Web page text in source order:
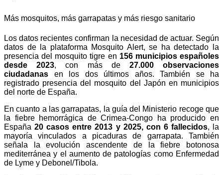
Más mosquitos, más garrapatas y más riesgo sanitario
Los datos recientes confirman la necesidad de actuar. Según
datos de la plataforma Mosquito Alert, se ha detectado la
presencia del mosquito tigre en 156 municipios españoles
desde 2023, con más de 27.000 observaciones
ciudadanas en los dos últimos años. También se ha
registrado presencia del mosquito del Japón en municipios
del norte de España.
En cuanto a las garrapatas, la guía del Ministerio recoge que
la fiebre hemorrágica de Crimea-Congo ha producido en
España20 casos entre 2013 y 2025, con 6 fallecidos, la
mayoría vinculados a picaduras de garrapata. También
señala la evolución ascendente de la fiebre botonosa
mediterránea y el aumento de patologías como Enfermedad
de Lyme y Debonel/Tibola.